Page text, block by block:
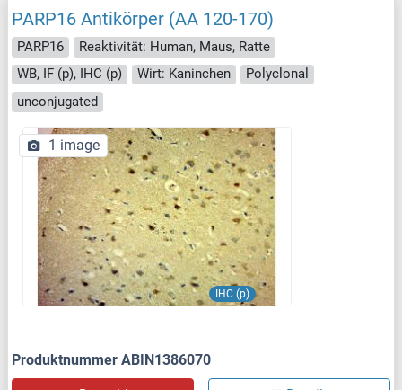
PARP16 Antikörper (AA 120-170)
PARP16
Reaktivität: Human, Maus, Ratte
WB, IF (p), IHC (p)
Wirt: Kaninchen
Polyclonal
unconjugated
IHC (p)
1 image
Produktnummer ABIN1386070